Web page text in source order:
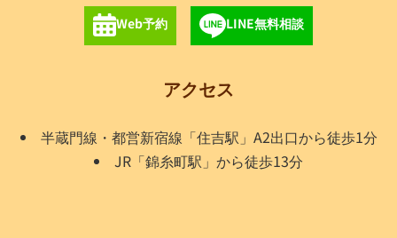
Web予約 LINE無料相談
アクセス
半蔵門線・都営新宿線「住吉駅」A2出口から徒歩1分
JR「錦糸町駅」から徒歩13分